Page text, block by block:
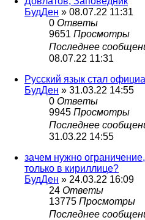
БудДен » 08.07.22 11:31
0 Ответы
9651 Просмотры
Последнее
08.07.22 11:31
Русский язык стал
БудДен » 31.03.22 14:55
0 Ответы
9945 Просмотры
Последнее
31.03.22 14:55
зачем нужно
только в кириллице?
БудДен » 24.03.22 16:09
24 Ответы
13775 Просмотры
Последнее